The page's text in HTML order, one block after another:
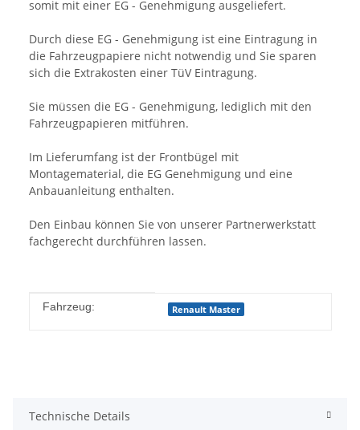
somit mit einer EG - Genehmigung ausgeliefert.
Durch diese EG - Genehmigung ist eine Eintragung in
die Fahrzeugpapiere nicht notwendig und Sie sparen
sich die Extrakosten einer TüV Eintragung.
Sie müssen die EG - Genehmigung, lediglich mit den
Fahrzeugpapieren mitführen.
Im Lieferumfang ist der Frontbügel mit
Montagematerial, die EG Genehmigung und eine
Anbauanleitung enthalten.
Den Einbau können Sie von unserer Partnerwerkstatt
fachgerecht durchführen lassen.
Produkteigenschaft
Wert
Fahrzeug: Renault Master
Technische Details